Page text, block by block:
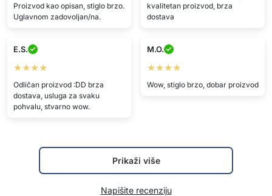
kvalitetan proizvod, brza
dostava
Proizvod kao opisan, stiglo brzo.
Uglavnom zadovoljan/na.
E.S.
★★★★
Odličan proizvod :DD brza
dostava, usluga za svaku
pohvalu, stvarno wow.
M.O.
★★★★
Wow, stiglo brzo, dobar proizvod
Prikaži više
Napišite recenziju